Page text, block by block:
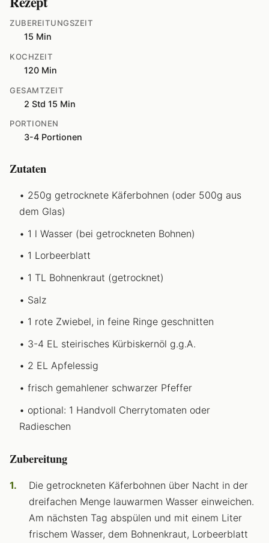
ZUBEREITUNGSZEIT
15 Min
KOCHZEIT
120 Min
GESAMTZEIT
2 Std 15 Min
PORTIONEN
3-4 Portionen
Zutaten
250g getrocknete Käferbohnen (oder 500g aus
dem Glas)
1 l Wasser (bei getrockneten Bohnen)
1 Lorbeerblatt
1 TL Bohnenkraut (getrocknet)
Salz
1 rote Zwiebel, in feine Ringe geschnitten
3-4 EL steirisches Kürbiskernöl g.g.A.
2 EL Apfelessig
frisch gemahlener schwarzer Pfeffer
optional: 1 Handvoll Cherrytomaten oder
Radieschen
Zubereitung
Die getrockneten Käferbohnen über Nacht in der
dreifachen Menge lauwarmen Wasser einweichen.
Am nächsten Tag abspülen und mit einem Liter
frischem Wasser, dem Bohnenkraut, Lorbeerblatt